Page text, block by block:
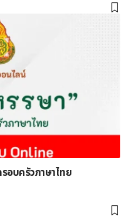
อบครัวภาษาไทย